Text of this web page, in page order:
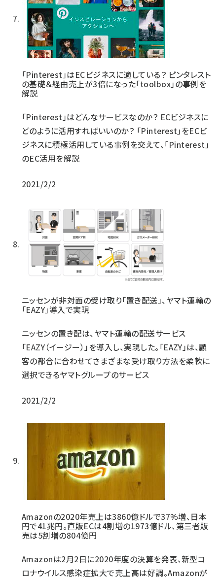
「Pinterest」はECビジネスに適している？ ピンタレスト
の基礎＆経由売上が3倍になった「toolbox」の事例を
解説
「Pinterest」はどんなサービスなのか？ ECビジネスに
どのように活用すればいいのか？ 「Pinterest」をECビ
ジネスに積極活用している事例を交えて、「Pinterest」
のEC活用を解説
2021/2/2
ニッセンが非対面の受け取り「置き配送」、ヤマト運輸の
「EAZY」導入で実現
ニッセンの置き配は、ヤマト運輸の配送サービス
「EAZY（イージー）」を導入し、実現した。「EAZY」は、顧
客の都合に合わせてさまざまな受け取り方法を柔軟に
選択できるヤマトグループのサービス
2021/2/2
Amazonの2020年売上は3860億ドルで37%増、日本
円で41兆円。直販ECは4割増の1973億ドル、第三者販
売は5割増の804億円
Amazonは2月2日に2020年度の決算を発表、新型コ
ロナウイルス感染症拡大で売上高は好調。Amazonが